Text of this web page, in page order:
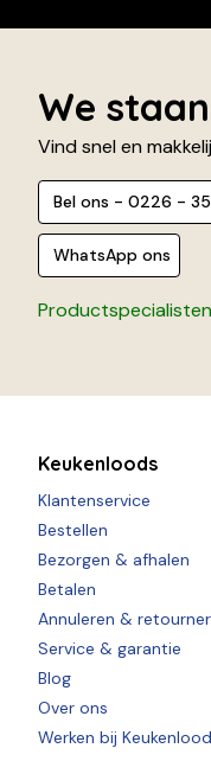
We
Vind snel en
Bel ons - 0226 -
WhatsApp ons
Keukenloods
Klantenservice
Bestellen
Bezorgen & afhalen
Betalen
Annuleren &
Service & garantie
Blog
Over ons
Werken bij